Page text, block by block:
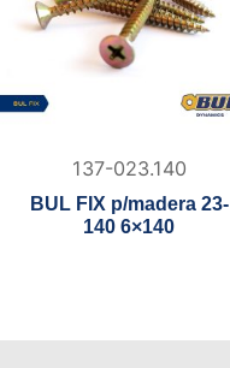
137-023.140
BUL FIX p/madera 23-
140 6×140